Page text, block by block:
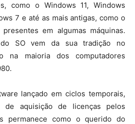
como o Windows 11, Windows
7 e até as mais antigas, como o
em algumas máquinas.
SO vem da sua tradição no
na maioria dos computadores
lançado em ciclos temporais,
de aquisição de licenças pelos
permanece como o querido do